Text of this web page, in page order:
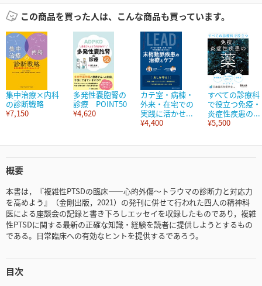
この商品を買った人は、こんな商品も買っています。
集中治療×内科
の診断戦略
¥7,150
多発性嚢胞腎の
診療 POINT50
¥4,620
カテ室・病棟・
外来・在宅での
実践に活かせ...
¥4,400
すべての診療科
で役立つ免疫・
炎症性疾患の...
¥5,500
概要
本書は，『複雑性PTSDの臨床――心的外傷～トラウマの診断力と対応力
を高めよう』（金剛出版，2021）の発刊に併せて行われた四人の精神科
医による座談会の記録と書き下ろしエッセイを収録したものであり，複雑
性PTSDに関する最新の正確な知識・経験を読者に提供しようとするもの
である。日常臨床への有効なヒントを提供するであろう。
目次